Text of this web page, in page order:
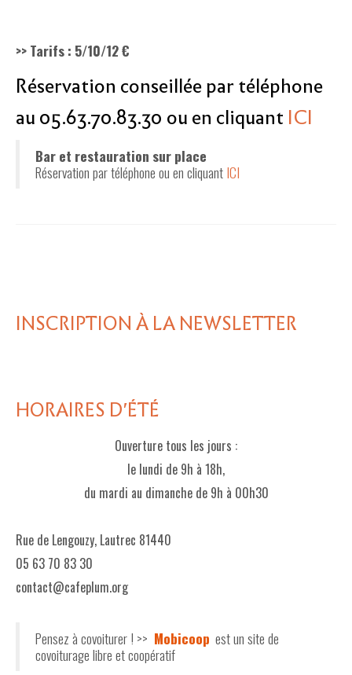
>> Tarifs : 5/10/12 €
Réservation conseillée par téléphone
au 05.63.70.83.30 ou en cliquant ICI
Bar et restauration sur place
Réservation par téléphone ou en cliquantICI
INSCRIPTION À LA NEWSLETTER
HORAIRES D'ÉTÉ
Ouverture tous les jours :
le lundi de 9h à 18h,
du mardi au dimanche de 9h à 00h30
Rue de Lengouzy, Lautrec 81440
05 63 70 83 30
contact@cafeplum.org
Pensez à covoiturer ! >> Mobicoop est un site de
covoiturage libre et coopératif